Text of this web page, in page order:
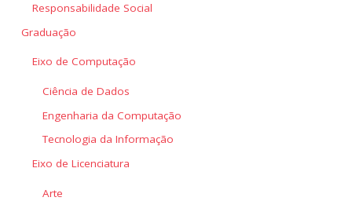
Responsabilidade Social
Graduação
Eixo de Computação
Ciência de Dados
Engenharia da Computação
Tecnologia da Informação
Eixo de Licenciatura
Arte